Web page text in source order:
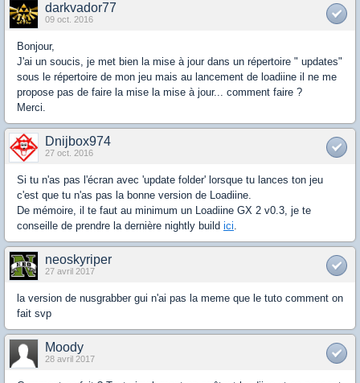
darkvador77
09 oct. 2016
Bonjour,
J'ai un soucis, je met bien la mise à jour dans un répertoire " updates"
sous le répertoire de mon jeu mais au lancement de loadiine il ne me
propose pas de faire la mise la mise à jour... comment faire ?
Merci.
Dnijbox974
27 oct. 2016
Si tu n'as pas l'écran avec 'update folder' lorsque tu lances ton jeu
c'est que tu n'as pas la bonne version de Loadiine.
De mémoire, il te faut au minimum un Loadiine GX 2 v0.3, je te
conseille de prendre la dernière nightly build ici.
neoskyriper
27 avril 2017
la version de nusgrabber gui n'ai pas la meme que le tuto comment on
fait svp
Moody
28 avril 2017